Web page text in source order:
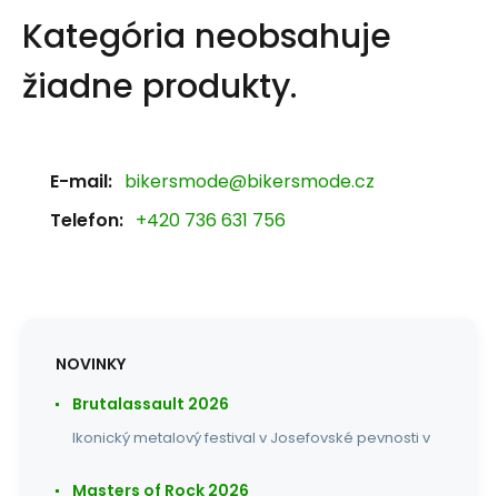
Kategória neobsahuje
žiadne produkty.
E-mail: bikersmode@bikersmode.cz
Telefon: +420 736 631 756
NOVINKY
Brutalassault 2026
Ikonický metalový festival v Josefovské pevnosti v
Masters of Rock 2026